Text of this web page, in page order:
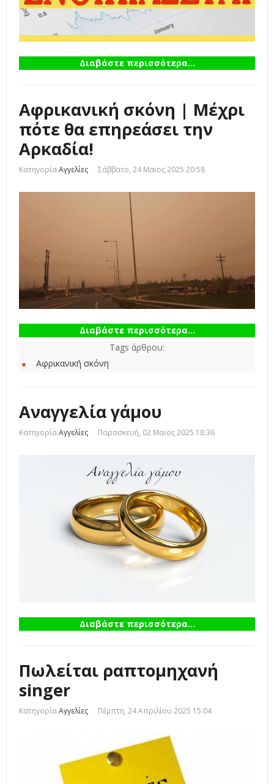
Διαβάστε περισσότερα...
Αφρικανική σκόνη | Μέχρι
πότε θα επηρεάσει την
Αρκαδία!
ΚατηγορίαΑγγελίες Σάββατο, 24 Μαϊος 2025 20:58
Διαβάστε περισσότερα...
Tags άρθρου:
Αφρικανική σκόνη
Αναγγελία γάμου
ΚατηγορίαΑγγελίες Παρασκευή, 02 Μαϊος 2025 18:36
Διαβάστε περισσότερα...
Πωλείται ραπτομηχανή
singer
ΚατηγορίαΑγγελίες Πέμπτη, 24 Απριλίου 2025 15:04